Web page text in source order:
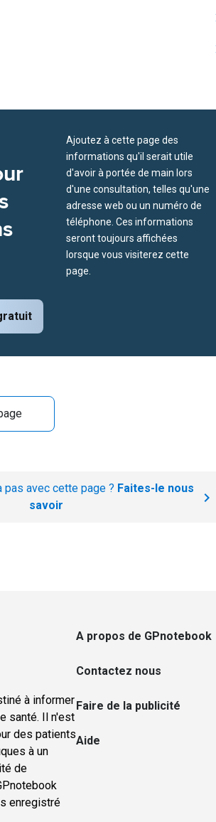
Ajoutez à cette page des
informations qu'il serait utile
d'avoir à portée de main lors
d'une consultation, telles qu'une
adresse web ou un numéro de
téléphone. Ces informations
seront toujours affichées
lorsque vous visiterez cette
page.
pas avec cette page ? Faites-le nous
savoir
à informer
santé. Il n'est
des patients
à un
de
enregistré
A propos de GPnotebook
Contactez nous
Faire de la publicité
Aide